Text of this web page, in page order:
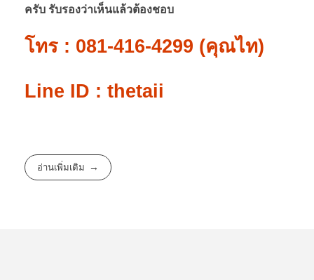
ครับ รับรองว่าเห็นแล้วต้องชอบ
โทร : 081-416-4299 (คุณไท)
Line ID : thetaii
อ่านเพิ่มเติม